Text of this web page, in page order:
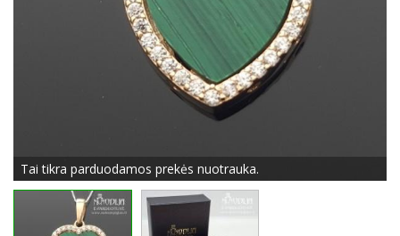
Tai tikra parduodamos prekės nuotrauka.